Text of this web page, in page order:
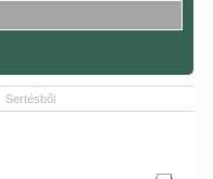
Sertésből